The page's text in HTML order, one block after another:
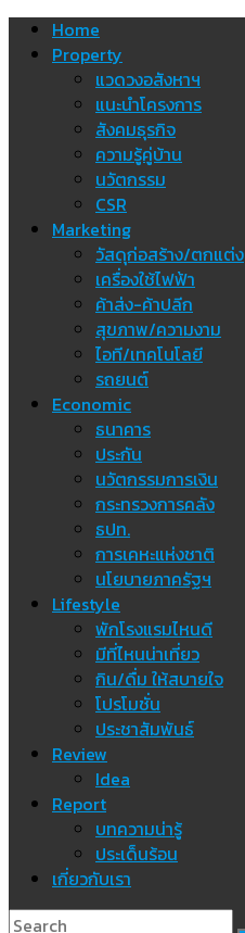
Skip Home
Property
แวดวงอสังหาฯ
แนะนำโครงการ
สังคมธุรกิจ
ความรู้คู่บ้าน
นวัตกรรม
CSR
Marketing
วัสดุก่อสร้าง/ตกแต่ง
เครื่องใช้ไฟฟ้า
ค้าส่ง-ค้าปลีก
สุขภาพ/ความงาม
ไอที/เทคโนโลยี
รถยนต์
Economic
ธนาคาร
ประกัน
นวัตกรรมการเงิน
กระทรวงการคลัง
ธปท.
การเคหะแห่งชาติ
นโยบายภาครัฐฯ
Lifestyle
พักโรงแรมไหนดี
มีที่ไหนน่าเที่ยว
กิน/ดื่ม ให้สบายใจ
โปรโมชั่น
ประชาสัมพันธ์
Review
Idea
Report
บทความน่ารู้
ประเด็นร้อน
เกี่ยวกับเรา